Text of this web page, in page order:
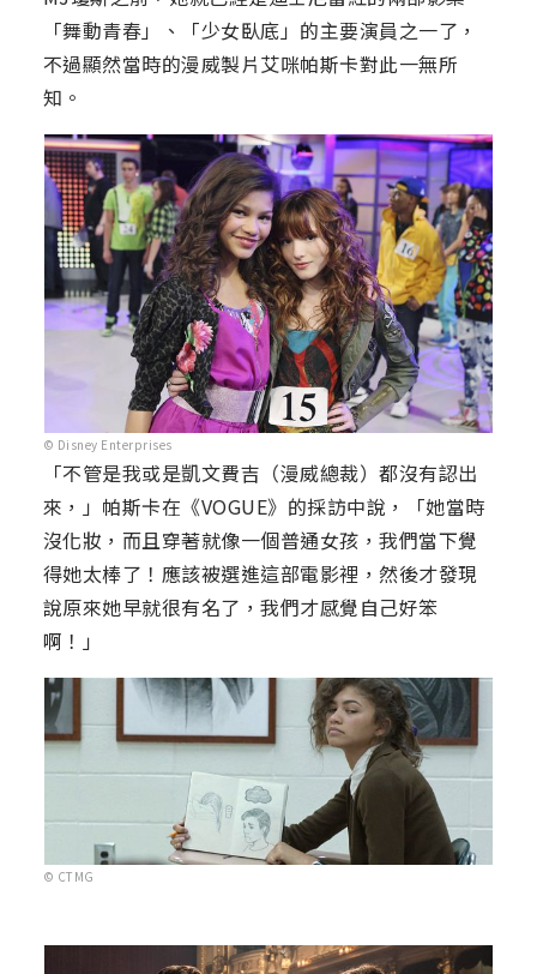
「舞動青春」、「少女臥底」的主要演員之一了，
不過顯然當時的漫威製片艾咪帕斯卡對此一無所
知。
© Disney Enterprises
「不管是我或是凱文費吉（漫威總裁）都沒有認出
來，」帕斯卡在《VOGUE》的採訪中說，「她當時
沒化妝，而且穿著就像一個普通女孩，我們當下覺
得她太棒了！應該被選進這部電影裡，然後才發現
說原來她早就很有名了，我們才感覺自己好笨
啊！」
© CTMG